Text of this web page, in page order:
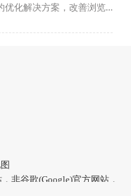
优化解决方案，改善浏览
非谷歌(Google)官方网站，